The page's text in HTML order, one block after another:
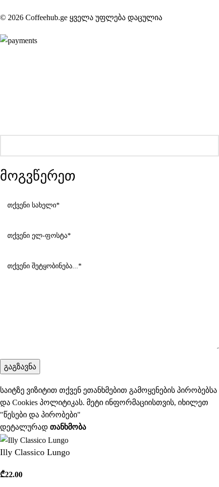
© 2026 Coffeehub.ge ყველა უფლება დაცულია
მოგვწერეთ
საიტზე ვიზიტით თქვენ ეთანხმებით გამოყენების პირობებსა
და Cookies პოლიტიკას. მეტი ინფორმაციისთვის, იხილეთ
"წესები და პირობები"
დეტალურად ᲗᲐᲜᲮᲛᲝᲑᲐ
Illy Classico Lungo
₾22.00